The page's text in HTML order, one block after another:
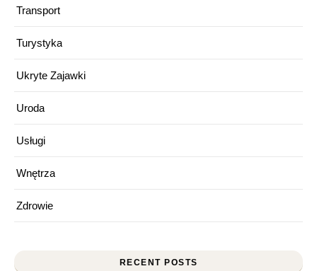
Transport
Turystyka
Ukryte Zajawki
Uroda
Usługi
Wnętrza
Zdrowie
RECENT POSTS